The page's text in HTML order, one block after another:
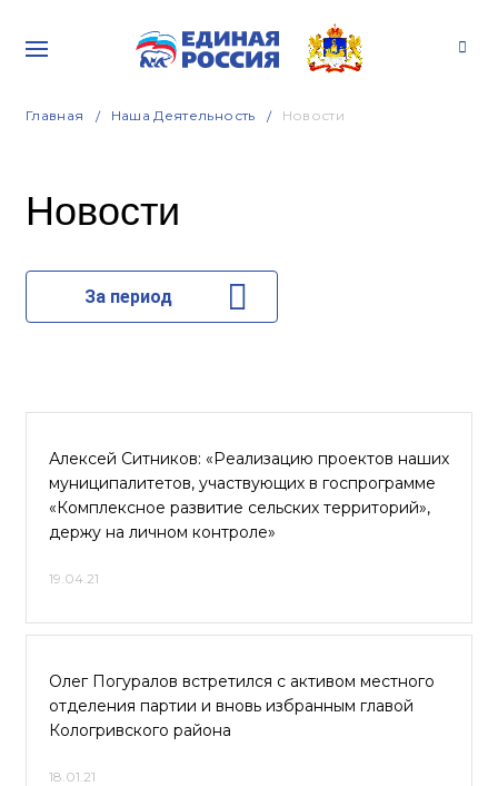
Главная Наша Деятельность Новости
Новости
За период
Алексей Ситников: «Реализацию проектов наших
муниципалитетов, участвующих в госпрограмме
«Комплексное развитие сельских территорий»,
держу на личном контроле»
19.04.21
Олег Погуралов встретился с активом местного
отделения партии и вновь избранным главой
Кологривского района
18.01.21